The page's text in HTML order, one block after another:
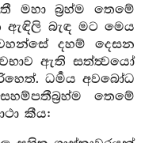
මහා බ්‍රහ්ම තෙමේ
බැඳ මට මෙය
දහම් දෙසන
ඇති සත්ත්‍වයෝ
ධර්‍මය අවබෝධ
තෙමේ
කීය: